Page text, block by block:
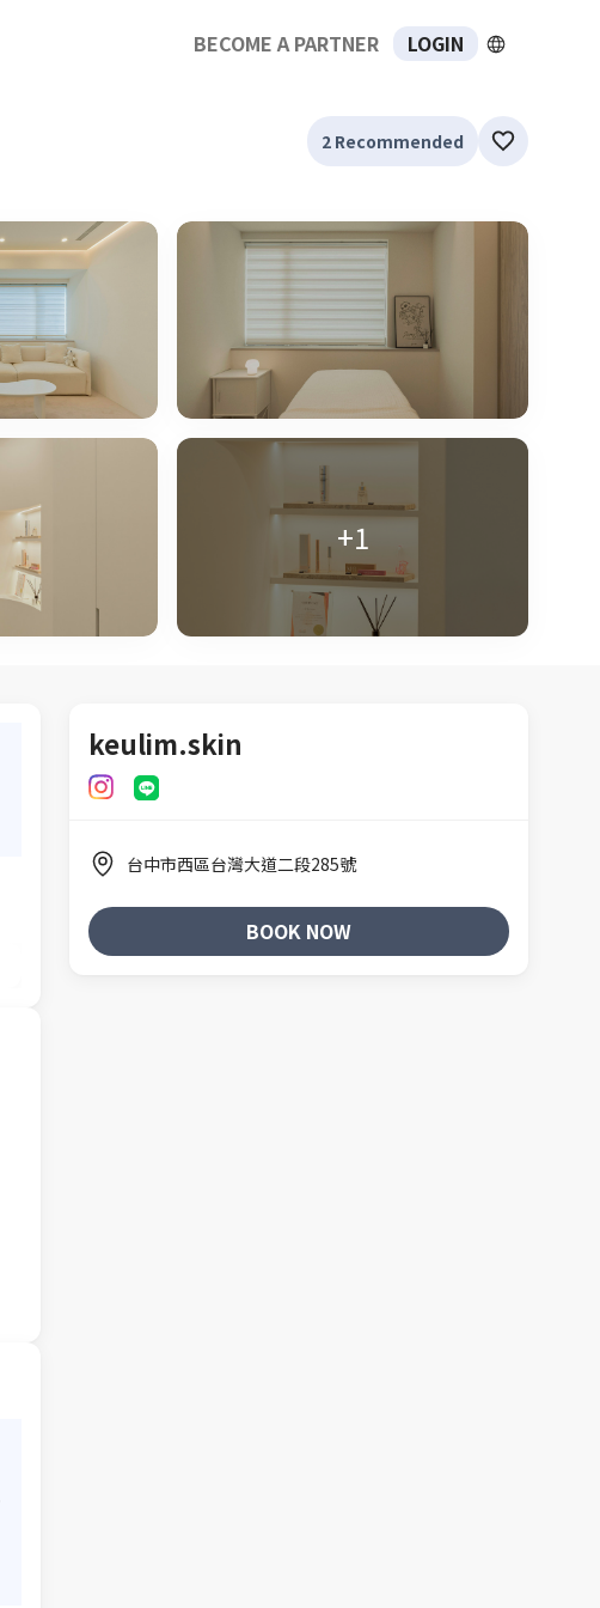
BECOME A PARTNER LOGIN
2 Recommended
+1
keulim.skin
台中市西區台灣大道二段285號
BOOK NOW